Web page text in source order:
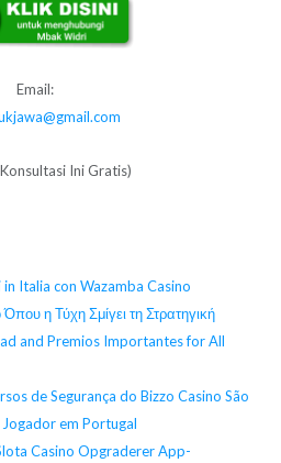
Email:
Ini Gratis)
Italia con Wazamba Casino
η Τύχη Σμίγει τη Στρατηγική
and Premios Importantes for All
de Segurança do Bizzo Casino São
em Portugal
Casino Opgraderer App-